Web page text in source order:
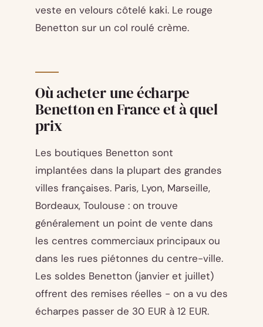
veste en velours côtelé kaki. Le rouge
Benetton sur un col roulé crème.
Où acheter une écharpe
Benetton en France et à quel
prix
Les boutiques Benetton sont
implantées dans la plupart des grandes
villes françaises. Paris, Lyon, Marseille,
Bordeaux, Toulouse : on trouve
généralement un point de vente dans
les centres commerciaux principaux ou
dans les rues piétonnes du centre-ville.
Les soldes Benetton (janvier et juillet)
offrent des remises réelles - on a vu des
écharpes passer de 30 EUR à 12 EUR.